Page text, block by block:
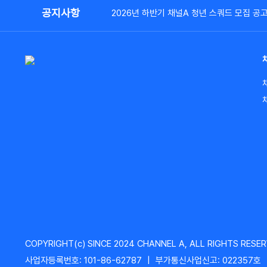
공지사항 2026년 하반기 채널A 청년 스쿼드 모집 공고
COPYRIGHT(c) SINCE 2024 CHANNEL A, ALL RIGHTS
사업자등록번호: 101-86-62787
부가통신사업신고: 022357호